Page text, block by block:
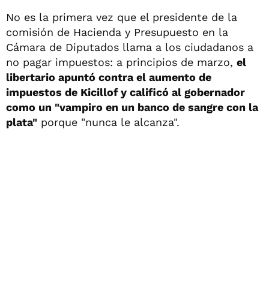
No es la primera vez que el presidente de la
comisión de Hacienda y Presupuesto en la
Cámara de Diputados llama a los ciudadanos a
no pagar impuestos: a principios de marzo, el
libertario apuntó contra el aumento de
impuestos de Kicillof y calificó al gobernador
como un "vampiro en un banco de sangre con la
plata" porque "nunca le alcanza".